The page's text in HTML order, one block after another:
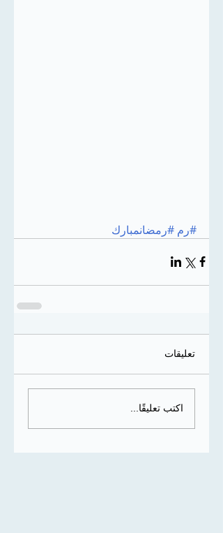
#رم #رمضانمبارك
تعليقات
اكتب تعليقًا...